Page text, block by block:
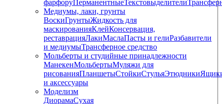
фарфоруПерманентныеТекстовыделители
Медиумы, лаки, грунты
ВоскиГрунтыЖидкость для
маскированияКлейКонсервация,
реставрацияЛакиМаслаПасты и гелиРазбавители
и медиумыТрансферное средство
Мольберты и студийные принадлежности
МанекенМольбертыМуляжи для
рисованияПланшетыСтойкиСтульяЭтюдники
и аксессуары
Моделизм
ДиорамаСухая